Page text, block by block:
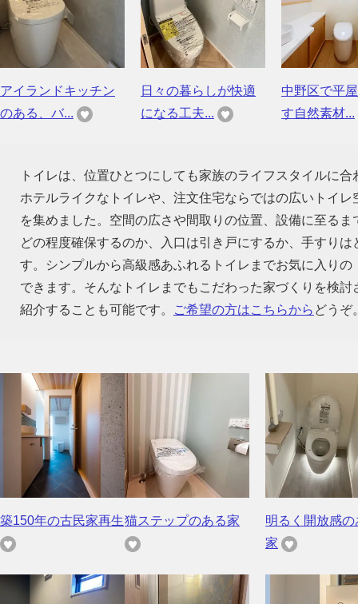
アイランドキッチン
のある、バ...
日々の暮らしが快適
になる工夫...
中野区で平
す自然素材...
トイレは、位置ひとつにしても家族のライフスタイルに
ホテルライクなトイレや、注文住宅ならではの広いトイ
を集めました。空間の広さや間取りの位置、設備に至る
どの程度確保するのか、入口は引き戸にするか、手すり
す。シンプルから高級感あふれるトイレまでお気に入り
できます。そんなトイレまでもこだわった家づくりを検
紹介することも可能です。
ご希望の方はこちらから どうぞ
築150年の古民家再生猫ステップのある家
明るく開放感の
家